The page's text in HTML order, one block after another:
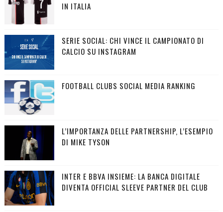
IN ITALIA
SERIE SOCIAL: CHI VINCE IL CAMPIONATO DI
CALCIO SU INSTAGRAM
FOOTBALL CLUBS SOCIAL MEDIA RANKING
L’IMPORTANZA DELLE PARTNERSHIP, L’ESEMPIO
DI MIKE TYSON
INTER E BBVA INSIEME: LA BANCA DIGITALE
DIVENTA OFFICIAL SLEEVE PARTNER DEL CLUB